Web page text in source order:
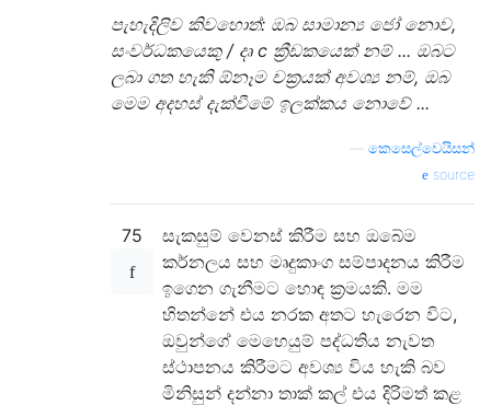
පැහැදිලිව කිවහොත්: ඔබ සාමාන්‍ය ජෝ නොව,
සංවර්ධකයෙකු / දෘ c ක්‍රීඩකයෙක් නම් ... ඔබට
ලබා ගත හැකි ඕනෑම චක්‍රයක් අවශ්‍ය නම්, ඔබ
මෙම අදහස් දැක්වීමේ ඉලක්කය නොවේ ...
කෙසෙල්වෙයිසන්
source
75
සැකසුම් වෙනස් කිරීම සහ ඔබේම
කර්නලය සහ මෘදුකාංග සම්පාදනය කිරීම
ඉගෙන ගැනීමට හොඳ ක්‍රමයකි. මම
හිතන්නේ එය නරක අතට හැරෙන විට,
ඔවුන්ගේ මෙහෙයුම් පද්ධතිය නැවත
ස්ථාපනය කිරීමට අවශ්‍ය විය හැකි බව
මිනිසුන් දන්නා තාක් කල් එය දිරිමත් කළ